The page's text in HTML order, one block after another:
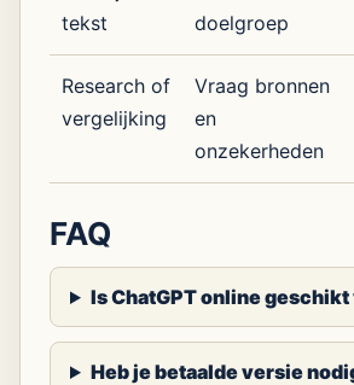
tekst
doelgroep
Research of
vergelijking
Vraag bronnen
en
onzekerheden
FAQ
Is ChatGPT online
Heb je betaalde versie